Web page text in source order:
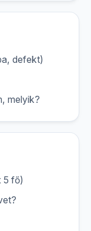
defekt)
melyik?
5 fő)